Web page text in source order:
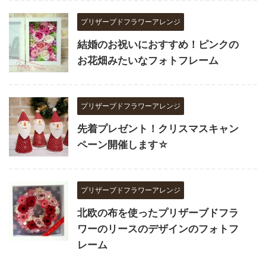
プリザーブドフラワーアレンジ
結婚のお祝いにおすすめ！ピンクの
お花畑みたいなフォトフレーム
プリザーブドフラワーアレンジ
先着プレゼント！クリスマスキャン
ペーン開催します☆
プリザーブドフラワーアレンジ
北欧の布を使ったプリザーブドフラ
ワーのリースのデザインのフォトフ
レーム